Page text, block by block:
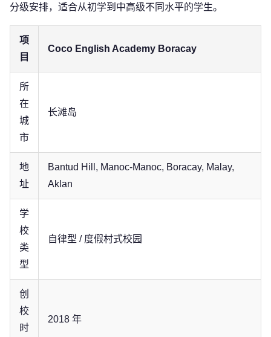
分级安排，适合从初学到中高级不同水平的学生。
项
目
Coco English Academy Boracay
所
在
城
市
长滩岛
地
址
Bantud Hill, Manoc-Manoc, Boracay, Malay,
Aklan
学
校
类
型
自律型 / 度假村式校园
创
校
时
2018 年